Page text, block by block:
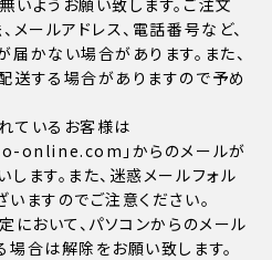
ようお願い致します。ご注文
メールアドレス、電話番号など、
かない場合があります。また、
送する場合がありますので予め
ているお客様は
online.com」からのメールが
ます。また、迷惑メールフォル
ますのでご注意ください。
において、パソコンからのメール
合は解除をお願い致します。